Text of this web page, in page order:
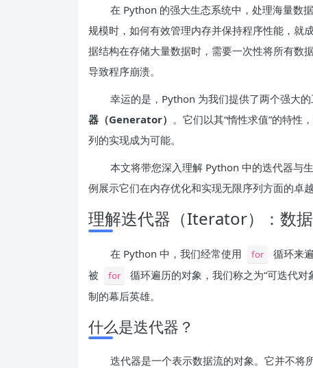
在 Python 的强大生态系统中，处理海量数
规模时，如何有效管理内存并保持程序性能，就
据结构在存储大量数据时，需要一次性将所有数
导致程序崩溃。
幸运的是，Python 为我们提供了两个强大
器（Generator） 。它们以其“惰性求值”的特性
列的实现成为可能。
本文将带您深入理解 Python 中的迭代器与
例展示它们在内存优化和实现无限序列方面的卓越
理解迭代器（Iterator）：数
在 Python 中，我们经常使用 for
循环来
被
for
循环遍历的对象，我们称之为“可迭代
制的幕后英雄。
什么是迭代器？
迭代器是一个表示数据流的对象。它并不将